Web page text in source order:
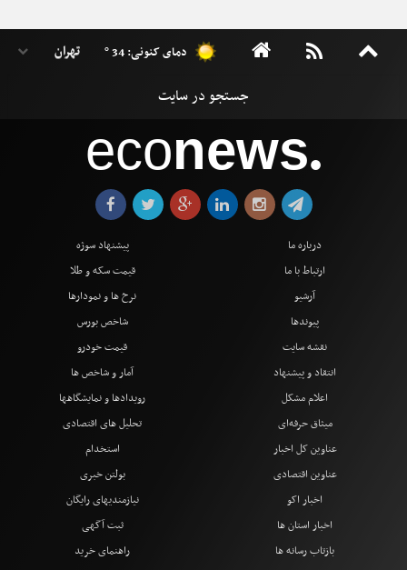
دمای کنونی: 34 °
econews●
درباره ما
ارتباط با ما
آرشیو
پیوندها
نقشه سایت
انتقاد و پیشنهاد
اعلام مشکل
میثاق حرفه‌ای
پیشنهاد سوژه
قیمت سکه و طلا
نرخ ها و نمودارها
شاخص بورس
قیمت خودرو
آمار و شاخص ها
رویدادها و نمایشگاهها
تحلیل های اقتصادی
عناوین کل اخبار
عناوین اقتصادی
اخبار اکو
اخبار استان ها
بازتاب رسانه ها
استخدام
بولتن خبری
نیازمندیهای رایگان
ثبت آگهی
راهنمای خرید